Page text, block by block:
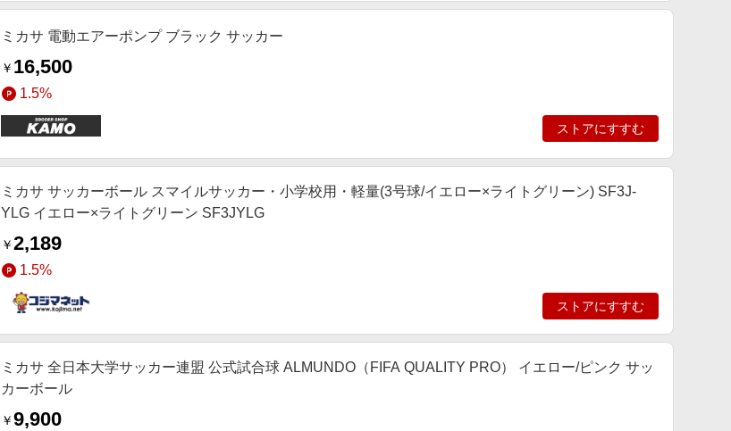
ミカサ 電動エアーポンプ ブラック サッカー
￥ 16,500
1.5%
ストアにすすむ
ミカサ サッカーボール スマイルサッカー・小学校用・軽量(3号球/イエロー×ライトグリーン) SF3J-
YLG イエロー×ライトグリーン SF3JYLG
￥2,189
1.5%
ストアにすすむ
ミカサ 全日本大学サッカー連盟 公式試合球 ALMUNDO（FIFA QUALITY PRO） イエロー/ピンク サッ
カーボール
￥9,900